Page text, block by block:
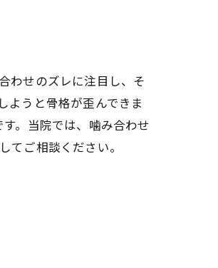
わせのズレに注目し、そ
ようと骨格が歪んできま
。当院では、噛み合わせ
ご相談ください。